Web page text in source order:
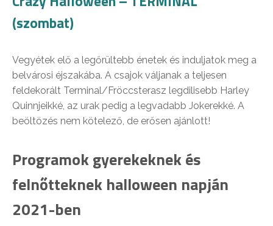
(szombat)
Vegyétek elő a legőrültebb énetek és induljatok meg a
belvárosi éjszakába. A csajok váljanak a teljesen
feldekorált Terminal/Fröccsterasz legdilisebb Harley
Quinnjeikké, az urak pedig a legvadabb Jokerekké. A
beöltözés nem kötelező, de erősen ajánlott!
Programok gyerekeknek és
felnőtteknek halloween napján
2021-ben